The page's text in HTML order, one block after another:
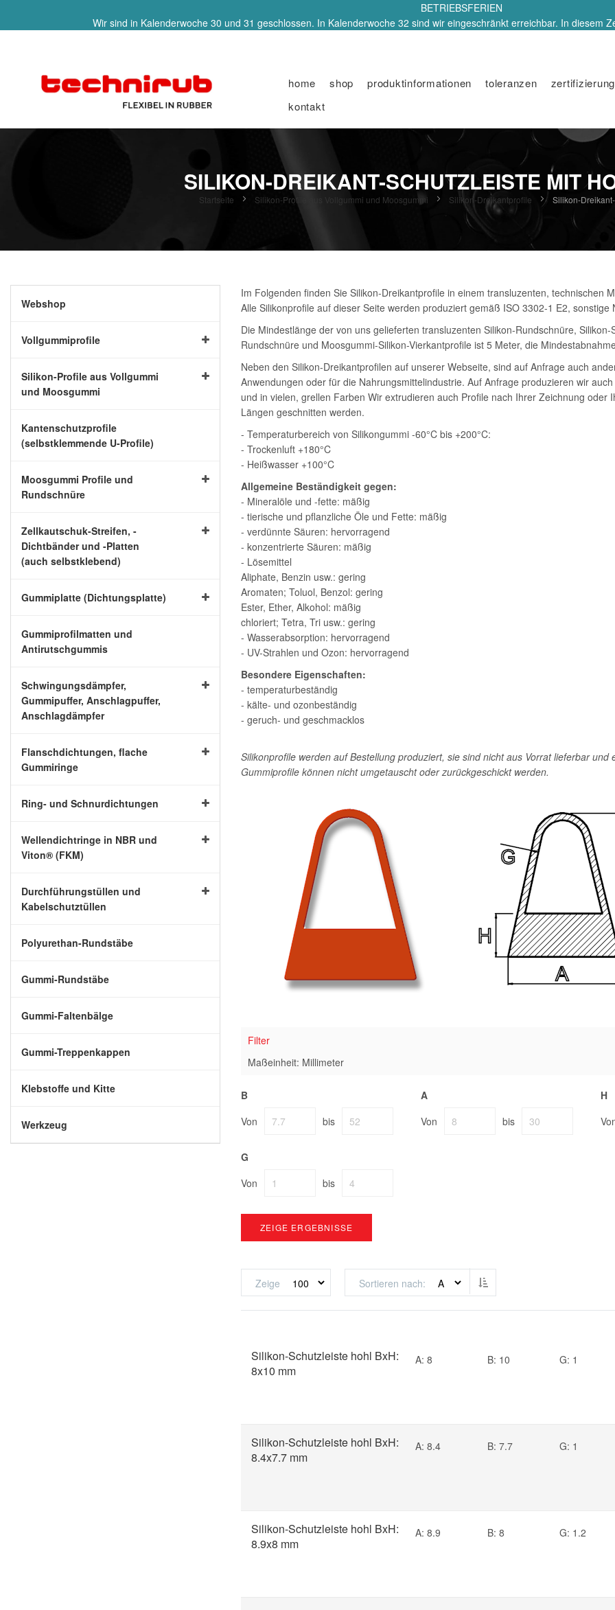
BETRIEBSFERIEN
Wir sind in Kalenderwoche 30 und 31 geschlossen. In Kalenderwoche 32 sind wir eingeschränkt erreichbar. In diesem
home shop produktinformationen toleranzen zertifizierung
kontakt
SILIKON-DREIKANT-SCHUTZLEISTE MIT
Startseite Silikon-Profile aus Vollgummi und Moosgummi Silikon-Dreikantprofile Silikon-
Im Folgenden finden Sie Silikon-Dreikantprofile in einem transluzenten, technischen
Alle Silikonprofile auf dieser Seite werden produziert gemäß ISO 3302-1 E2,
Die Mindestlänge der von uns gelieferten transluzenten Silikon-Rundschnüre,
Rundschnüre und Moosgummi-Silikon-Vierkantprofile ist 5 Meter, die
Neben den Silikon-Dreikantprofilen auf unserer Webseite, sind auf Anfrage auch
Anwendungen oder für die Nahrungsmittelindustrie. Auf Anfrage produzieren wir
und in vielen, grellen Farben Wir extrudieren auch Profile nach Ihrer Zeichnung
Längen geschnitten werden.
- Temperaturbereich von Silikongummi -60°C bis +200°C:
- Trockenluft +180°C
- Heißwasser +100°C
Allgemeine Beständigkeit gegen:
- Mineralöle und -fette: mäßig
- tierische und pflanzliche Öle und Fette: mäßig
- verdünnte Säuren: hervorragend
- konzentrierte Säuren: mäßig
- Lösemittel
Aliphate, Benzin usw.: gering
Aromaten; Toluol, Benzol: gering
Ester, Ether, Alkohol: mäßig
chloriert; Tetra, Tri usw.: gering
- Wasserabsorption: hervorragend
- UV-Strahlen und Ozon: hervorragend
Besondere Eigenschaften:
- temperaturbeständig
- kälte- und ozonbeständig
- geruch- und geschmacklos
Silikonprofile werden auf Bestellung produziert, sie sind nicht aus Vorrat lieferbar
Gummiprofile können nicht umgetauscht oder zurückgeschickt werden.
Filter
Maßeinheit: Millimeter
B
Von
bis
A
Von
bis
H
G
Von
bis
ZEIGE ERGEBNISSE
Zeige Sortieren nach Absteigend sortieren
Silikon-Schutzleiste hohl BxH:
8x10 mm
A: 8 B: 10 G: 1
Silikon-Schutzleiste hohl BxH:
8.4x7.7 mm
A: 8.4 B: 7.7 G: 1
Silikon-Schutzleiste hohl BxH:
8.9x8 mm
A: 8.9 B: 8 G: 1.2
Webshop
Vollgummiprofile
Silikon-Profile aus Vollgummi
und Moosgummi
Kantenschutzprofile
(selbstklemmende U-Profile)
Moosgummi Profile und
Rundschnüre
Zellkautschuk-Streifen, -
Dichtbänder und -Platten
(auch selbstklebend)
Gummiplatte (Dichtungsplatte)
Gummiprofilmatten und
Antirutschgummis
Schwingungsdämpfer,
Gummipuffer, Anschlagpuffer,
Anschlagdämpfer
Flanschdichtungen, flache
Gummiringe
Ring- und Schnurdichtungen
Wellendichtringe in NBR und
Viton® (FKM)
Durchführungstüllen und
Kabelschutztüllen
Polyurethan-Rundstäbe
Gummi-Rundstäbe
Gummi-Faltenbälge
Gummi-Treppenkappen
Klebstoffe und Kitte
Werkzeug